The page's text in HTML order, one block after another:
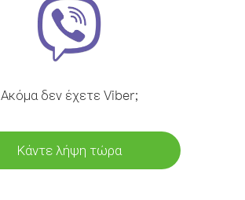
Ακόμα δεν έχετε Viber;
Κάντε λήψη τώρα